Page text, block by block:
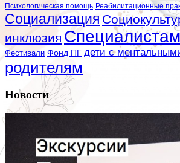
Психологическая помощь Реабилитационные
Социализация
инклюзия Специалистам
Фестивали Фонд ПГ дети с
родителям
Новости